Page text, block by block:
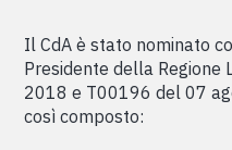
Il CdA è stato nominato
Presidente della Regione
2018 e T00196 del 07
così composto: